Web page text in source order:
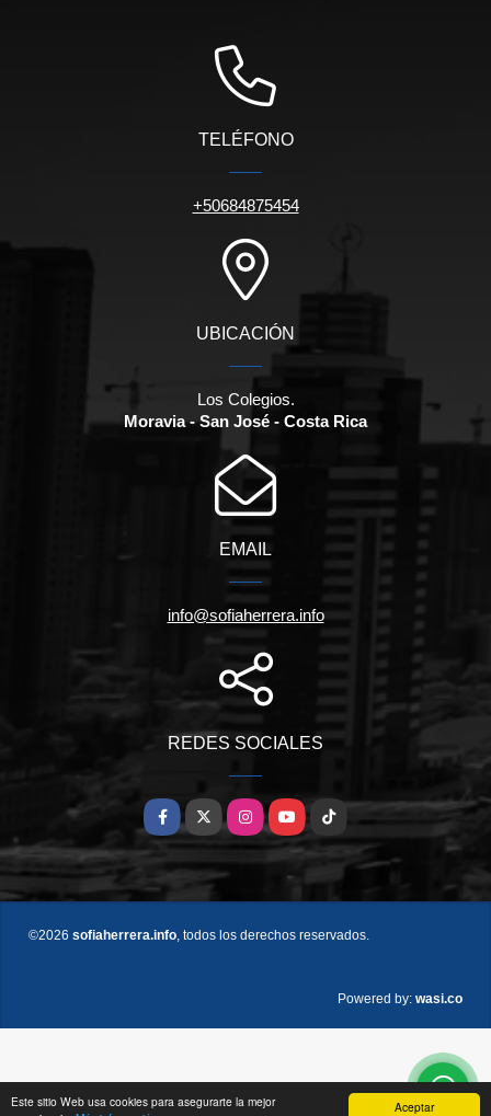
Aceptar
Este sitio Web usa cookies para asegurarte la mejor
TELÉFONO
+50684875454
UBICACIÓN
Los Colegios.
Moravia - San José - Costa Rica
EMAIL
info@sofiaherrera.info
REDES SOCIALES
Facebook
X InstagramYouTubeTikTok
©2026 sofiaherrera.info, todos los derechos reservados.
Powered by: wasi.co